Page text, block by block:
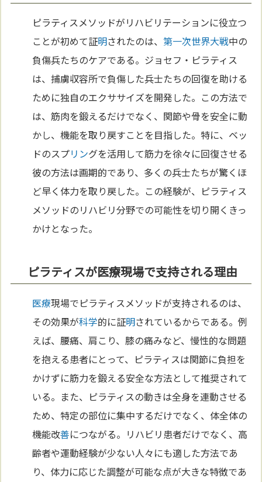
ピラティスメソッドがリハビリテーションに役立つ
ことが初めて証明されたのは、第一次世界大戦中の
負傷兵たちのケアである。ジョセフ・ピラティス
は、捕虜収容所で負傷した兵士たちの回復を助ける
ために独自のエクササイズを開発した。この方法で
は、筋肉を鍛えるだけでなく、関節や骨を安全に動
かし、機能を取り戻すことを目指した。特に、ベッ
ドのスプリングを活用して筋力を徐々に回復させる
彼の方法は画期的であり、多くの兵士たちが驚くほ
ど早く体力を取り戻した。この経験が、ピラティス
メソッドのリハビリ分野での可能性を切り開くきっ
かけとなった。
ピラティスが医療現場で支持される理由
医療現場でピラティスメソッドが支持されるのは、
その効果が科学的に証明されているからである。例
えば、腰痛、肩こり、膝の痛みなど、慢性的な問題
を抱える患者にとって、ピラティスは関節に負担を
かけずに筋力を鍛える安全な方法として推奨されて
いる。また、ピラティスの動きは全身を連動させる
ため、特定の部位に集中するだけでなく、体全体の
機能改善につながる。リハビリ患者だけでなく、高
齢者や運動経験が少ない人々にも適した方法であ
り、体力に応じた調整が可能な点が大きな特徴であ